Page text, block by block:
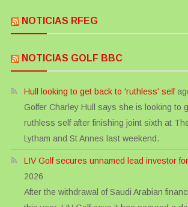
NOTICIAS RFEG
NOTICIAS GOLF BBC
Hull looking to get back to 'ruthless' self
Golfer Charley Hull says she is looking to
ruthless self after finishing joint sixth at
Lytham and St Annes last weekend.
LIV Golf secures unnamed lead investor
2026
After the withdrawal of Saudi Arabian